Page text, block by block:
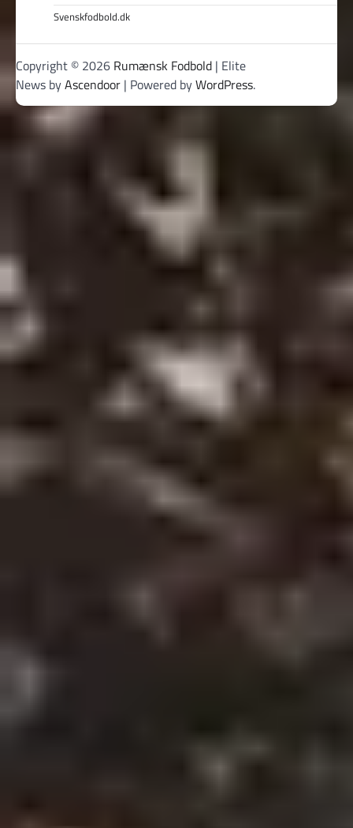
Svenskfodbold.dk
Copyright © 2026 Rumænsk Fodbold | Elite
News byAscendoor | Powered byWordPress.